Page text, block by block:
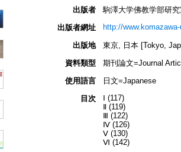
出版者
駒澤大学佛教学部研
出版者網址
http://
出版地
東京, 日本 [Tokyo,
資料類型
期刊論文=Journal
使用語言
日文=Japanese
目次
Ⅰ (117)
Ⅱ (119)
Ⅲ (122)
Ⅳ (126)
Ⅴ (130)
Ⅵ (142)